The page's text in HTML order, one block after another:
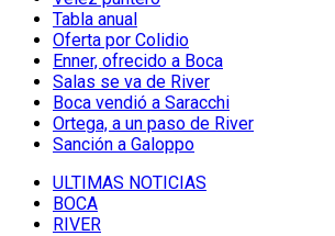
Tabla anual
Oferta por Colidio
Enner, ofrecido a Boca
Salas se va de River
Boca vendió a Saracchi
Ortega, a un paso de River
Sanción a Galoppo
ULTIMAS NOTICIAS
BOCA
RIVER